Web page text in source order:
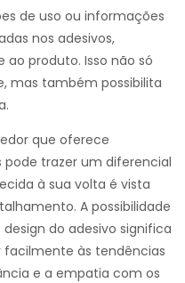
de uso ou informações
nos adesivos,
produto. Isso não só
mas também possibilita
que oferece
pode trazer um diferencial
à sua volta é vista
A possibilidade
do adesivo significa
às tendências
e a empatia com os